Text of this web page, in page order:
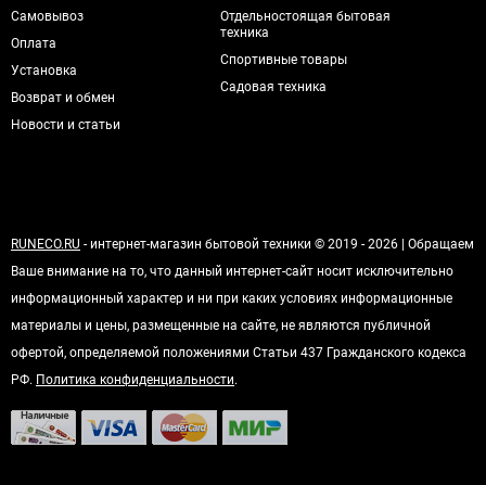
Самовывоз
Оплата
Установка
Возврат и обмен
Новости и статьи
Отдельностоящая бытовая
техника
Спортивные товары
Садовая техника
RUNECO.RU - интернет-магазин бытовой техники © 2019 - 2026 | Обращаем
Ваше внимание на то, что данный интернет-сайт носит исключительно
информационный характер и ни при каких условиях информационные
материалы и цены, размещенные на сайте, не являются публичной
офертой, определяемой положениями Статьи 437 Гражданского кодекса
РФ. Политика конфиденциальности.